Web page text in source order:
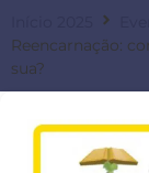
Reencarnação:
sua?